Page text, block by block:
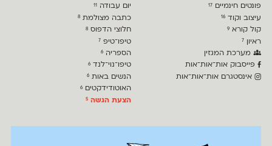
פונטים חינמיים 17
עיצוב וקוד 16
קול קורא 9
ראיון 7
מערכת המגזין
פייסבוק אות־אות־אות
אינסטגרם אות־אות־אות
יום עבודה11
כתבה מצולמת8
חלוצי הדפוס8
טיפו־טיפ7
הספריה6
טיפו־נוי־לנד6
הנשים באות6
האוטודידקטים6
הצעת הגשה5